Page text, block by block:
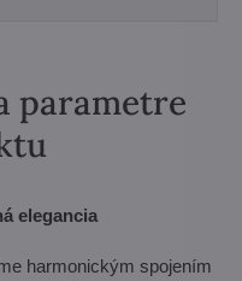
parametre
elegancia
harmonickým spojením